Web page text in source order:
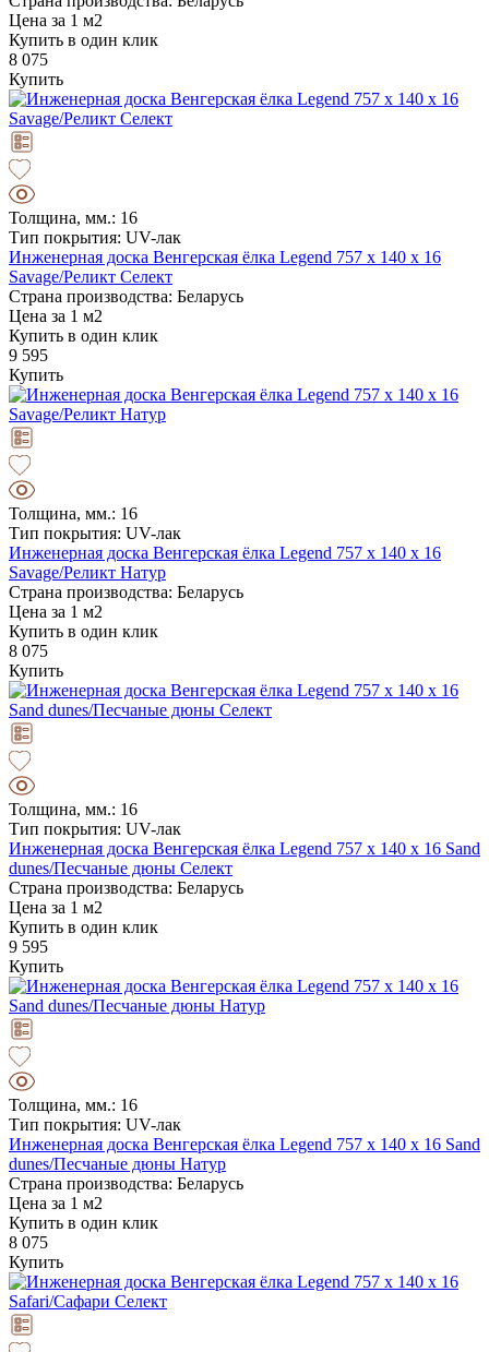
Цена за 1 м2
Купить в один клик
8 075
Купить
Толщина, мм.: 16
Тип покрытия: UV-лак
Инженерная доска Венгерская ёлка Legend 757 х 140 х 16
Savage/Реликт Селект
Страна производства: Беларусь
Цена за 1 м2
Купить в один клик
9 595
Купить
Толщина, мм.: 16
Тип покрытия: UV-лак
Инженерная доска Венгерская ёлка Legend 757 х 140 х 16
Savage/Реликт Натур
Страна производства: Беларусь
Цена за 1 м2
Купить в один клик
8 075
Купить
Толщина, мм.: 16
Тип покрытия: UV-лак
Инженерная доска Венгерская ёлка Legend 757 х 140 х 16 Sand
dunes/Песчаные дюны Селект
Страна производства: Беларусь
Цена за 1 м2
Купить в один клик
9 595
Купить
Толщина, мм.: 16
Тип покрытия: UV-лак
Инженерная доска Венгерская ёлка Legend 757 х 140 х 16 Sand
dunes/Песчаные дюны Натур
Страна производства: Беларусь
Цена за 1 м2
Купить в один клик
8 075
Купить